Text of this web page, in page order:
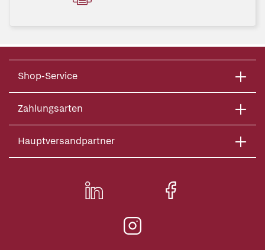
Shop-Service
Zahlungsarten
Hauptversandpartner